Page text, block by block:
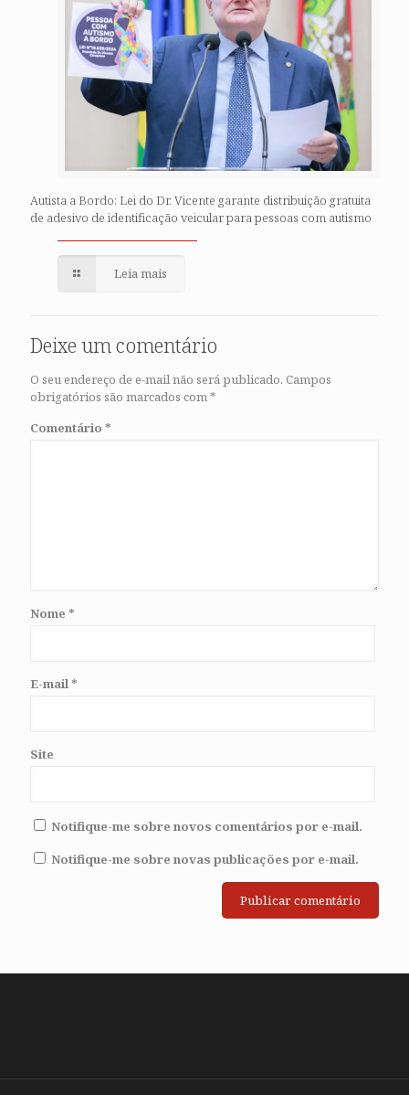
Autista a Bordo: Lei do Dr. Vicente garante distribuição gratuita
de adesivo de identificação veicular para pessoas com autismo
Leia mais
Deixe um comentário
O seu endereço de e-mail não será publicado. Campos
obrigatórios são marcados com*
Comentário *
Nome *
E-mail*
Site
Notifique-me sobre novos comentários por e-mail.
Notifique-me sobre novas publicações por e-mail.